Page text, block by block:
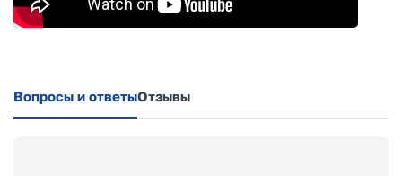
Вопросы и ответыОтзывы